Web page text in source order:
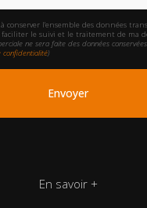
conserver l'ensemble des données
le suivi et le traitement de ma
ne sera faite des données
)
En savoir +